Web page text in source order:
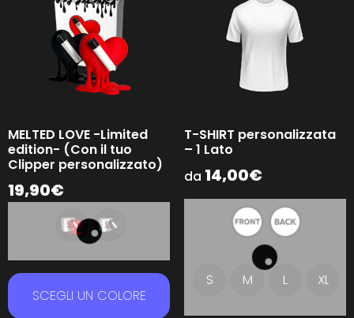
MELTED LOVE -Limited
edition- (Con il tuo
Clipper personalizzato)
19,90€
SCEGLI UN COLORE
T-SHIRT personalizzata
– 1 Lato
da 14,00€
S M L XL